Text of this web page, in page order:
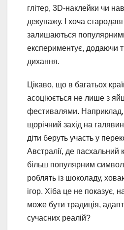
глітер, 3D-наклейки чи
декупажу. І хоча
залишаються
експериментує, додаючи
дихання.
Цікаво, що в багатьох
асоціюється не лише з
фестивалями.
щорічний захід на
діти беруть участь у
Австралії, де пасхальний
більш популярним
роблять із шоколаду,
ігор. Хіба це не показує,
може бути традиція,
сучасних реалій?